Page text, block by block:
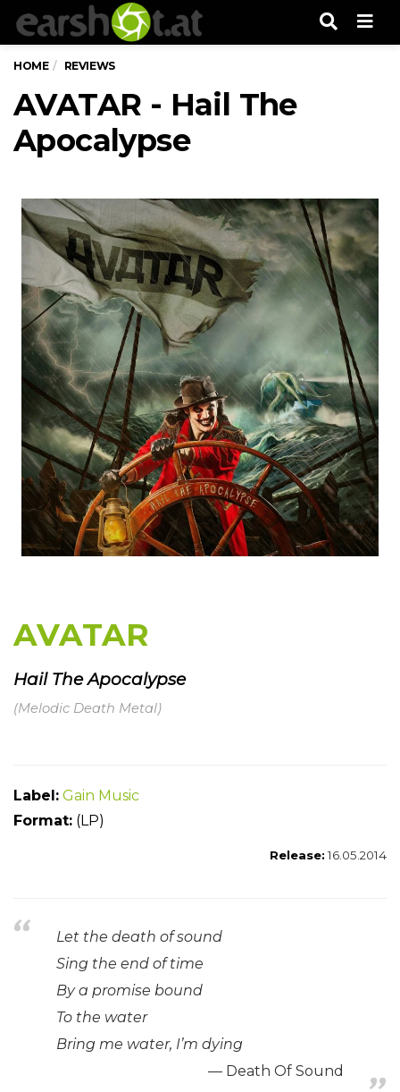
HOME REVIEWS
AVATAR - Hail The
Apocalypse
AVATAR
Hail The Apocalypse
(Melodic Death Metal)
Label: Gain Music
Format: (LP)
Release:16.05.2014
Let the death of sound
Sing the end of time
By a promise bound
To the water
Bring me water, I’m dying
Death Of Sound